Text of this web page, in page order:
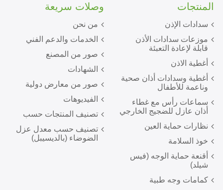
وصلات سريعة
من نحن
الخدمات والدعم الفني
صور من المصنع
الشهادات
صور من معارض دولية
الفيديوهات
تصنيف المنتجات حسب
تصنيف حسب معدل عزل
الضوضاء (بالديسيبل)
المنتجات
سدادات الإذن
موزعات سدادات الأذن
قابلة لإعادة التعبئة
أغطية الاذن
أغطية وسدادات أذان صحية
وناعمة للأطفال
سماعات رأس مع غطاء
أذان عازل للضجيج الخارجي
نظارات حماية العين
خوذ السلامة
أقنعة حماية الوجه (فيس
شيلد)
كمامات وجه طبية